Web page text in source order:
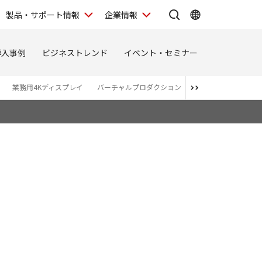
製品・サポート情報 企業情報
事例 ビジネストレンド イベント・セミナー
業務用4Kディスプレイ バーチャルプロダクション 関連商品・アライア